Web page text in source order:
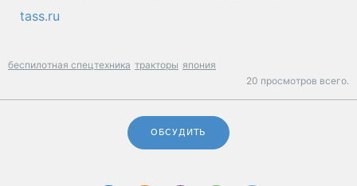
tass.ru
беспилотная спецтехника тракторы япония
20 просмотров всего.
ОБСУДИТЬ